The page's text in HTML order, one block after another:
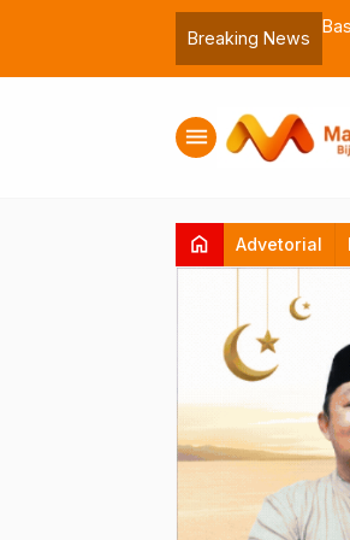
Breaking News
menu
home Advetorial